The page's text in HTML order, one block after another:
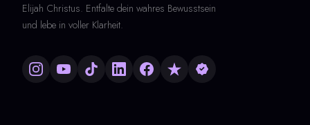
Elijah Christus. Entfalte dein wahres Bewusstsein
und lebe in voller Klarheit.